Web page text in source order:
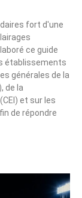
fort d'une
ce guide
établissements
générales de la
de la
et sur les
de répondre